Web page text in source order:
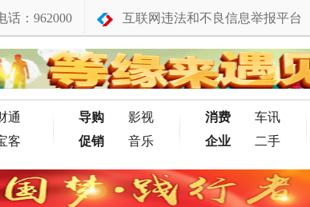
话：962000 互联网违法和不良信息举报平台
通
客
导购
影视
促销
音乐
消费
车讯
企业
二手